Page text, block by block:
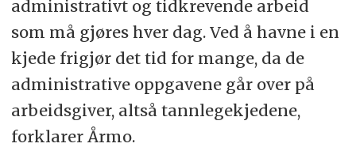
administrativt og tidkrevende arbeid
som må gjøres hver dag. Ved å havne i en
kjede frigjør det tid for mange, da de
administrative oppgavene går over på
arbeidsgiver, altså tannlegekjedene,
forklarer Årmo.